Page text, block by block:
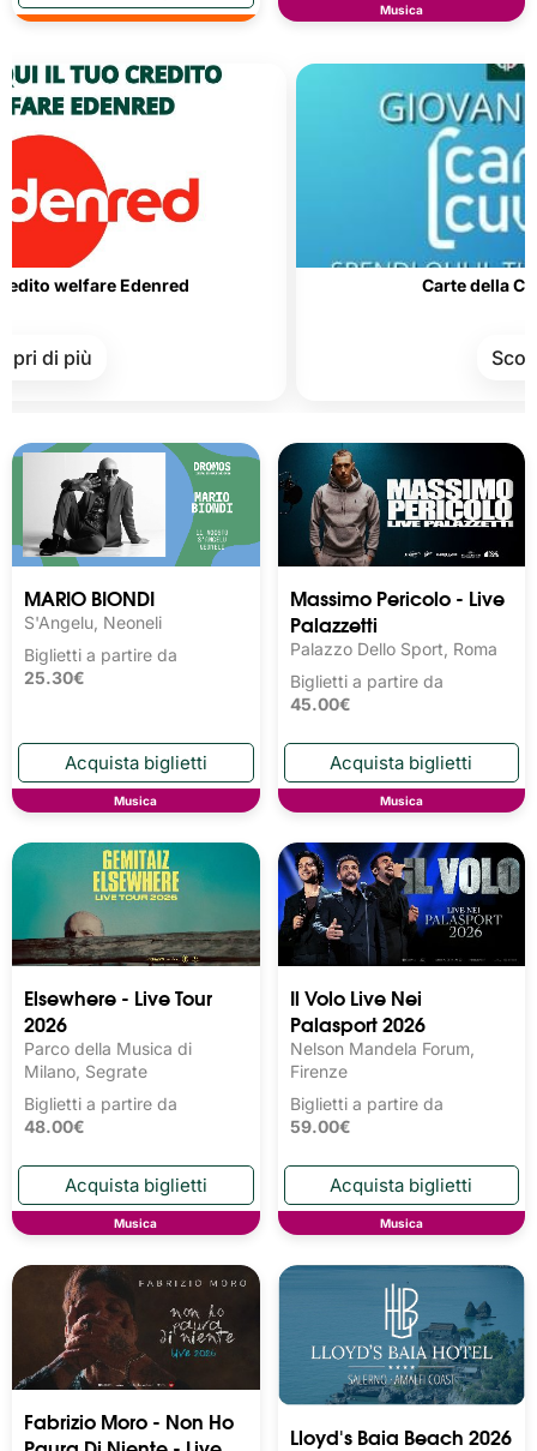
Musica
MARIO BIONDI
S'Angelu, Neoneli
Biglietti a partire da
25.30€
Musica
Massimo Pericolo - Live
Palazzetti
Palazzo Dello Sport, Roma
Biglietti a partire da
45.00€
Musica
Elsewhere - Live Tour
2026
Parco della Musica di
Milano, Segrate
Biglietti a partire da
48.00€
Musica
Il Volo Live Nei
Palasport 2026
Nelson Mandela Forum,
Firenze
Biglietti a partire da
59.00€
Musica
Fabrizio Moro - Non Ho
Lloyd's Baia Beach 2026
Edenred Carte della Cultura e
Scopri di più